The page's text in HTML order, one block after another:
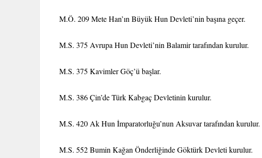
M.Ö. 209 Mete Han’ın Büyük Hun Devleti’nin başına geçer.
M.S. 375 Avrupa Hun Devleti’nin Balamir tarafından kurulur.
M.S. 375 Kavimler Göç’ü başlar.
M.S. 386 Çin’de Türk Kabgaç Devletinin kurulur.
M.S. 420 Ak Hun İmparatorluğu’nun Aksuvar tarafından kurulur.
M.S. 552 Bumin Kağan Önderliğinde Göktürk Devleti kurulur.